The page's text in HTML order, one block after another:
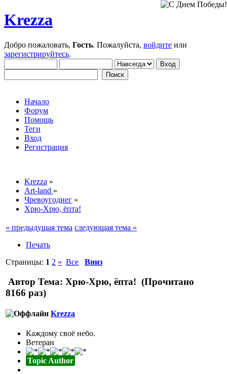
Krezza
Добро пожаловать, Гость. Пожалуйста, войдите или
зарегистрируйтесь.
Начало
Форум
Помощь
Теги
Вход
Регистрация
Krezza »
Art-land »
Чревоугоднег »
Хрю-Хрю, ёпта!
« предыдущая тема следующая тема »
Печать
Страницы: 1 2 » Все Вниз
Автор Тема: Хрю-Хрю, ёпта! (Прочитано
8166 раз)
Krezza
Каждому своё небо.
Ветеран
Topic Author